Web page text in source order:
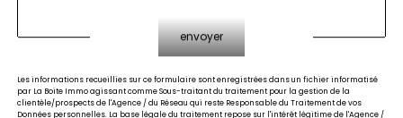
envoyer
Les informations recueillies sur ce formulaire sont enregistrées dans un fichier informatisé
par La Boite Immo agissant comme Sous-traitant du traitement pour la gestion de la
clientèle/prospects de l'Agence / du Réseau qui reste Responsable du Traitement de vos
Données personnelles. La base légale du traitement repose sur l'intérêt légitime de l'Agence /